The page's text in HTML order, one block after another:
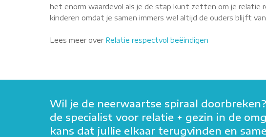
het enorm waardevol als je de stap kunt zetten om je relatie
kinderen omdat je samen immers wel altijd de ouders blijft
Lees meer over Relatie respectvol beëindigen
Wil je de neerwaartse spiraal
de specialist voor relatie + gezin in de
kans dat jullie elkaar terugvinden en